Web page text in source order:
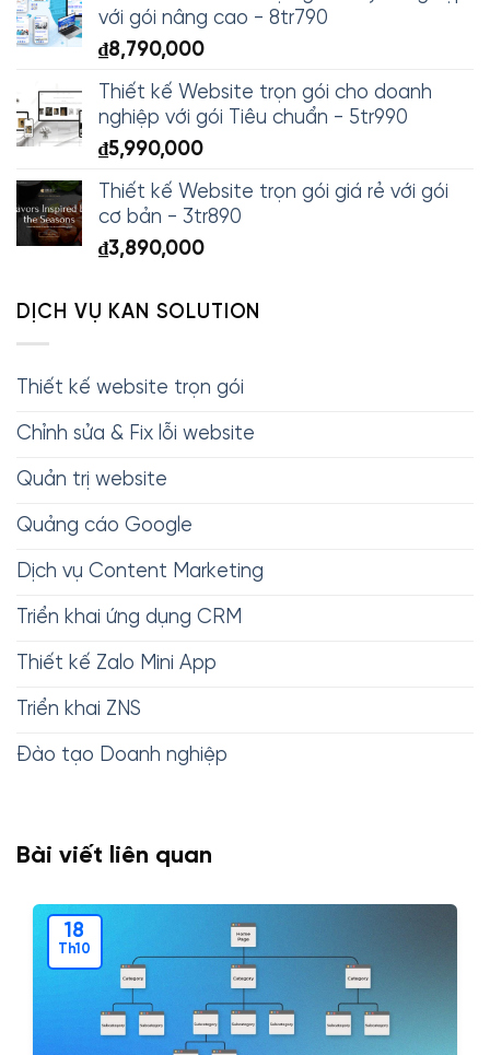
với gói nâng cao - 8tr790
₫8,790,000
Thiết kế Website trọn gói cho doanh
nghiệp với gói Tiêu chuẩn - 5tr990
₫5,990,000
Thiết kế Website trọn gói giá rẻ với gói
cơ bản - 3tr890
₫3,890,000
DỊCH VỤ KAN SOLUTION
Thiết kế website trọn gói
Chỉnh sửa & Fix lỗi website
Quản trị website
Quảng cáo Google
Dịch vụ Content Marketing
Triển khai ứng dụng CRM
Thiết kế Zalo Mini App
Triển khai ZNS
Đào tạo Doanh nghiệp
Bài viết liên quan
18
Th10